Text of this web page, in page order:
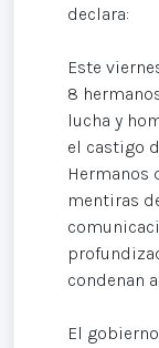
declara:
Este
8
lucha y
el castigo
Hermanos
mentiras
condenan
El